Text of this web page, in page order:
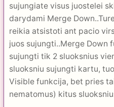
sujungiate visus juostelei
darydami Merge
reikia atsistoti ant pacio
juos sujungti..Merge Down
sujungti tik 2 sluoksnius
sluoksniu sujungti kartu,
Visible funkcija, bet pries
nematomus) kitus